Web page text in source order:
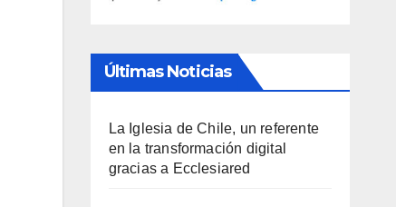
Últimas Noticias
La Iglesia de Chile, un referente
en la transformación digital
gracias a Ecclesiared